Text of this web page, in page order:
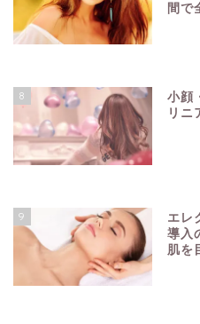
間で
8
小顔
リニ
9
エレ
導入
肌を